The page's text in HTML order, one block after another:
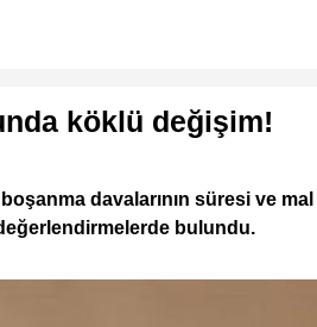
köklü değişim!
davalarının süresi ve mal
bulundu.